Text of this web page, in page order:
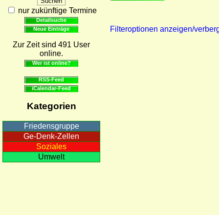
nur zukünftige Termine
Detailsuche
Neue Einträge
Zur Zeit sind 491 User
online.
Wer ist online?
RSS-Feed
iCalendar-Feed
Kategorien
Friedensgruppe
Ge-Denk-Zellen
Soziales
Umwelt
Filteroptionen anzeigen/